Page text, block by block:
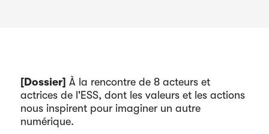
[Dossier] À la rencontre de 8 acteurs et
actrices de l'ESS, dont les valeurs et les actions
nous inspirent pour imaginer un autre
numérique.